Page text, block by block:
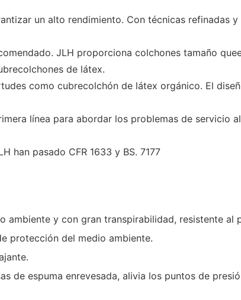
un alto rendimiento. Con técnicas refinadas
JLH proporciona colchones tamaño
de látex.
como cubrecolchón de látex orgánico. El
línea para abordar los problemas de servicio
han pasado CFR 1633 y BS. 7177
y con gran transpirabilidad, resistente al
protección del medio ambiente.
espuma enrevesada, alivia los puntos de